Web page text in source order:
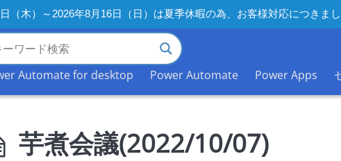
（木）～2026年8月16日（日）は夏季休暇の為、お客様対応につきま
Automate for desktop Power Automate Power Apps
芋煮会議(2022/10/07)